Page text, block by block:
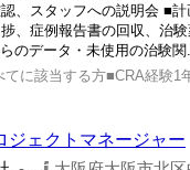
、スタッフへの説明会 ■
、症例報告書の回収、治
のデータ・未使用の治験関
てに該当する方■CRA経験1
ジェクトマネージャー